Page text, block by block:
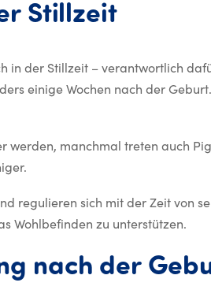
StillzeitHaut,
in der Stillzeit – verantwortlich
einige Wochen nach der
werden, manchmal treten auch
regulieren sich mit der Zeit von
Wohlbefinden zu unterstützen.
nach der